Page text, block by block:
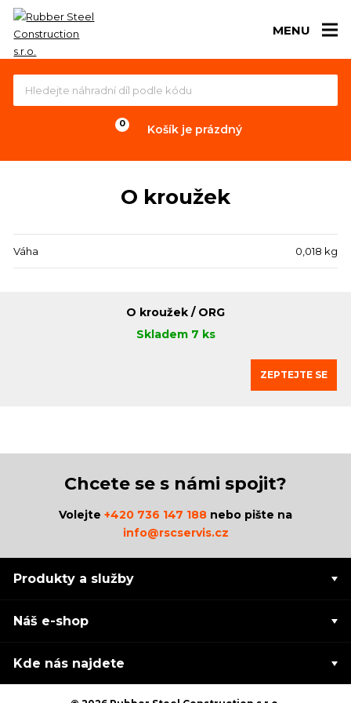
MENU
Košík je prázdný
O kroužek
Váha 0,018 kg
O kroužek / ORG
Skladem 7 ks
ZEPTEJTE SE
Chcete se s námi spojit?
Volejte +420 736 147 188 nebo pište na
info@rscservis.cz
Produkty a služby
Náš e-shop
Kde nás najdete